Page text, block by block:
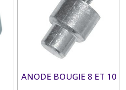
ANODE BOUGIE 8 ET 10